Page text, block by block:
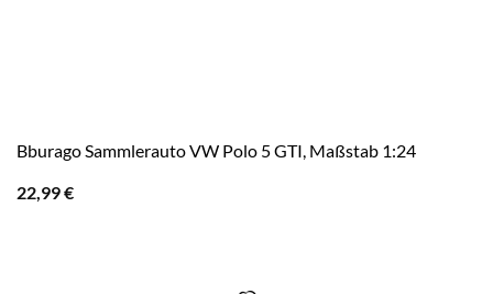
Bburago Sammlerauto VW Polo 5 GTI, Maßstab 1:24
22,99€